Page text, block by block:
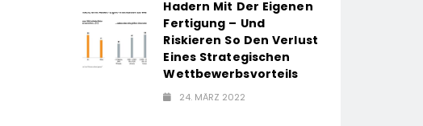
Hadern Mit Der Eigenen
Fertigung – Und
Riskieren So Den Verlust
Eines Strategischen
Wettbewerbsvorteils
24. MÄRZ 2022